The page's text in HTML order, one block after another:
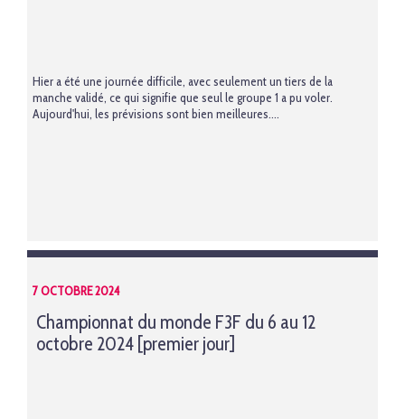
Hier a été une journée difficile, avec seulement un tiers de la
manche validé, ce qui signifie que seul le groupe 1 a pu voler.
Aujourd'hui, les prévisions sont bien meilleures....
7 OCTOBRE 2024
Championnat du monde F3F du 6 au 12
octobre 2024 [premier jour]